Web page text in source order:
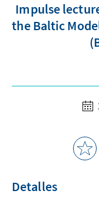
Impulse
the Baltic
Detalles